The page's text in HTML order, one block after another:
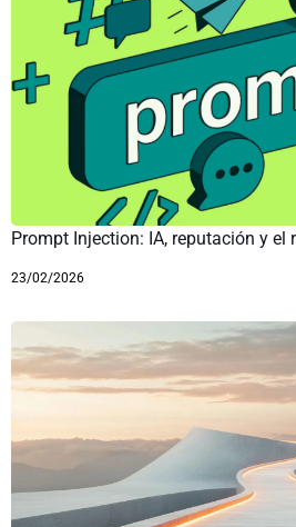
Prompt Injection: IA, reputación y el
23/02/2026